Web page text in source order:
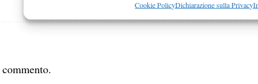
Garantire la sicurezza, prevenire e rilevare frodi,
Erogare e presentare pubblicità e contenuto, Salvare e
Cookie PolicyDichiarazione sulla Privacy